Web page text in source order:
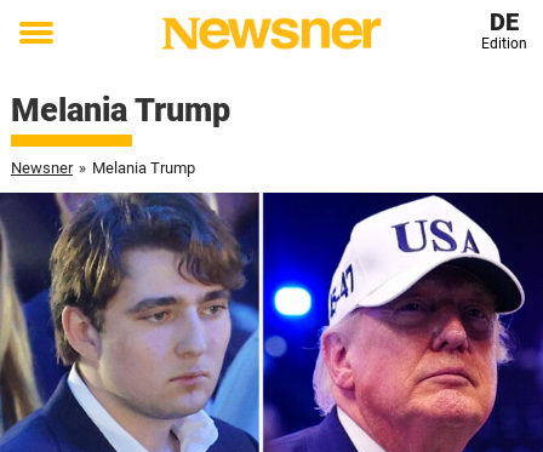
Toggle
DE
Edition
Melania Trump
Newsner » Melania Trump